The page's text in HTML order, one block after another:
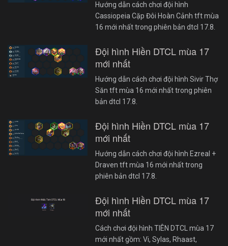
Hướng dẫn cách chơi đội hình
Cassiopeia Cặp Đôi Hoàn Cảnh tft mùa
16 mới nhất trong phiên bản dtcl 17.8.
Đội hình Hiền DTCL mùa 17
mới nhất
Hướng dẫn cách chơi đội hình Sivir Thợ
Săn tft mùa 16 mới nhất trong phiên
bản dtcl 17.8.
Đội hình Hiền DTCL mùa 17
mới nhất
Hướng dẫn cách chơi đội hình Ezreal +
Draven tft mùa 16 mới nhất trong
phiên bản dtcl 17.8.
Đội hình Hiền DTCL mùa 17
mới nhất
Cách chơi đội hình TIÊN DTCL mùa 17
mới nhất gồm: Vi, Sylas, Rhaast,